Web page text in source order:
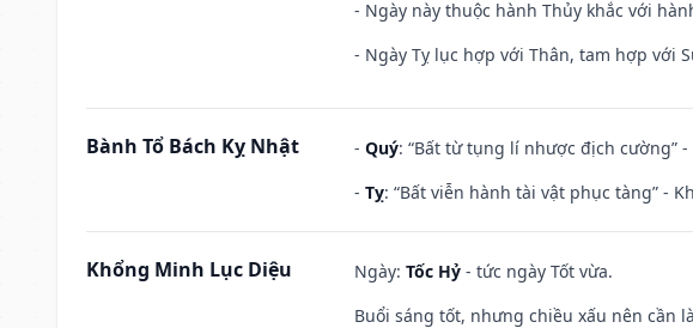
- Ngày này thuộc hành Thủy khắc với
- Ngày Tỵ lục hợp với Thân, tam hợp với
Bành Tổ Bách Kỵ Nhật - Quý: “Bất từ tụng lí nhược địch cường”
- Tỵ: “Bất viễn hành tài vật phục tàng” -
Khổng Minh Lục Diệu Ngày: Tốc Hỷ - tức ngày Tốt vừa.
Buổi sáng tốt, nhưng chiều xấu nên cần